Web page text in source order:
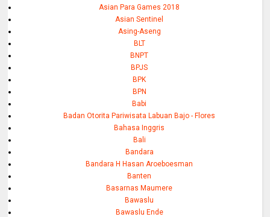
Asian Para Games 2018
Asian Sentinel
Asing-Aseng
BLT
BNPT
BPJS
BPK
BPN
Babi
Badan Otorita Pariwisata Labuan Bajo - Flores
Bahasa Inggris
Bali
Bandara
Bandara H Hasan Aroeboesman
Banten
Basarnas Maumere
Bawaslu
Bawaslu Ende